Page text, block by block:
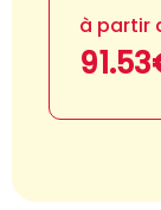
à partir